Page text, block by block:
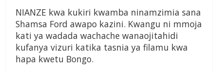
NIANZE kwa kukiri kwamba ninamzimia sana
Shamsa Ford awapo kazini. Kwangu ni mmoja
kati ya wadada wachache wanaojitahidi
kufanya vizuri katika tasnia ya filamu kwa
hapa kwetu Bongo.